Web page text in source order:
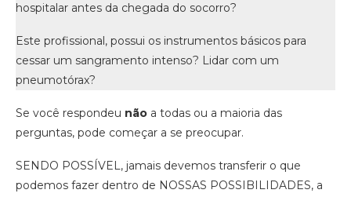
hospitalar antes da chegada do socorro?
Este profissional, possui os instrumentos básicos para
cessar um sangramento intenso? Lidar com um
pneumotórax?
Se você respondeu não a todas ou a maioria das
perguntas, pode começar a se preocupar.
SENDO POSSÍVEL, jamais devemos transferir o que
podemos fazer dentro de NOSSAS POSSIBILIDADES, a